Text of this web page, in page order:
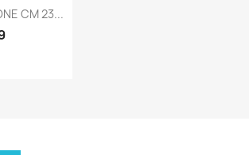
CM 23...